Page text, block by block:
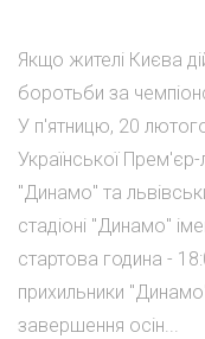
Якщо жителі Києва
боротьби за
У п'ятницю, 20
Української Прем'єр-
"Динамо" та
стадіоні "Динамо"
стартова година -
прихильники
завершення осін...